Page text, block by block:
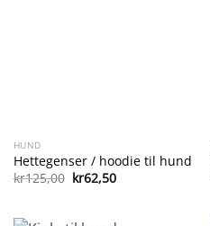
HUND
Hettegenser / hoodie til hund
kr125,00 Opprinnelig
pris
kr62,50Nåværende
pris